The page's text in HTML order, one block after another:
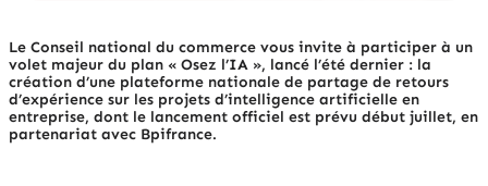
Le Conseil national du commerce vous invite à participer à un
volet majeur du plan « Osez l’IA », lancé l’été dernier : la
création d’une plateforme nationale de partage de retours
d’expérience sur les projets d’intelligence artificielle en
entreprise, dont le lancement officiel est prévu début juillet, en
partenariat avec Bpifrance.